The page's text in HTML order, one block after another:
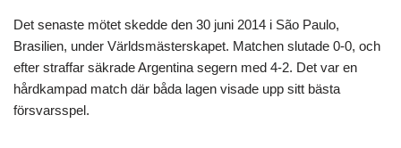
Det senaste mötet skedde den 30 juni 2014 i São Paulo,
Brasilien, under Världsmästerskapet. Matchen slutade 0-0, och
efter straffar säkrade Argentina segern med 4-2. Det var en
hårdkampad match där båda lagen visade upp sitt bästa
försvarsspel.